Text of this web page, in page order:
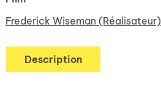
Frederick Wiseman (Réalisateur)
Description